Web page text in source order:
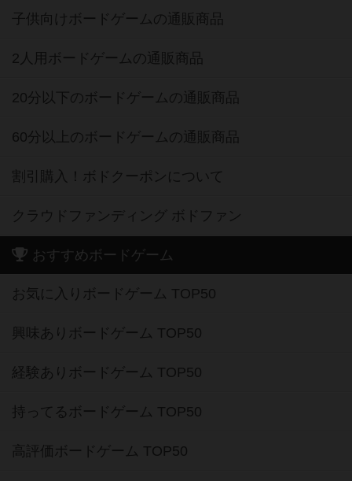
子供向けボードゲームの通販商品
2人用ボードゲームの通販商品
20分以下のボードゲームの通販商品
60分以上のボードゲームの通販商品
割引購入！ボドクーポンについて
クラウドファンディング ボドファン
おすすめボードゲーム
お気に入りボードゲーム TOP50
興味ありボードゲーム TOP50
経験ありボードゲーム TOP50
持ってるボードゲーム TOP50
高評価ボードゲーム TOP50